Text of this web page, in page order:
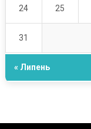
24 25
31
« Липень